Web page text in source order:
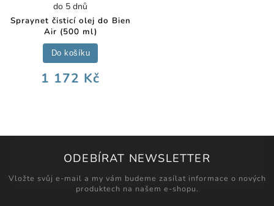
Spraynet čisticí olej do Bien
Air (500 ml)
do 5 dnů
1 172 Kč
Do košíku
ODEBÍRAT NEWSLETTER
Vložte svůj e-mail a my vám budeme zasílat informace o nových
produktech na našem e-shopu.